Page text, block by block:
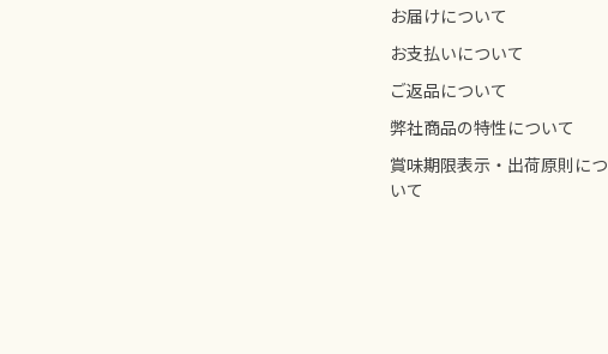
お届けについて
お支払いについて
ご返品について
弊社商品の特性について
賞味期限表示・出荷原則につ
いて